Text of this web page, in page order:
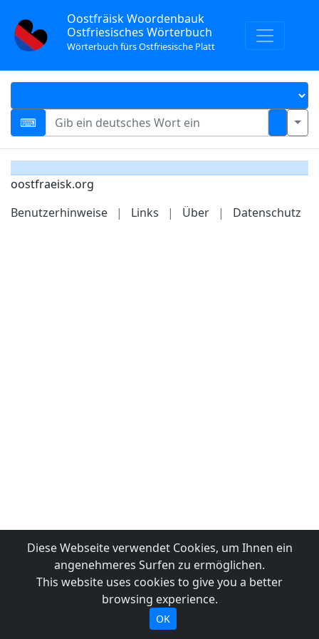
Oostfräisk Woordenbauk
Ostfriesisches Wörterbuch
Wörterbuch fürs Ostfriesische Platt
oostfraeisk.org
Benutzerhinweise
| Links | Über | Datenschutz
Diese Webseite verwendet Cookies, um Ihnen ein
angenehmeres Surfen zu ermöglichen.
This website uses cookies to give you a better
browsing experience.
OK